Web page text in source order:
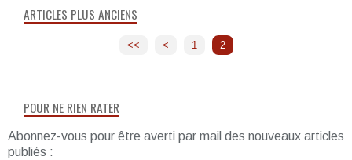
ARTICLES PLUS ANCIENS
<< < 1 2
POUR NE RIEN RATER
Abonnez-vous pour être averti par mail des nouveaux articles
publiés :